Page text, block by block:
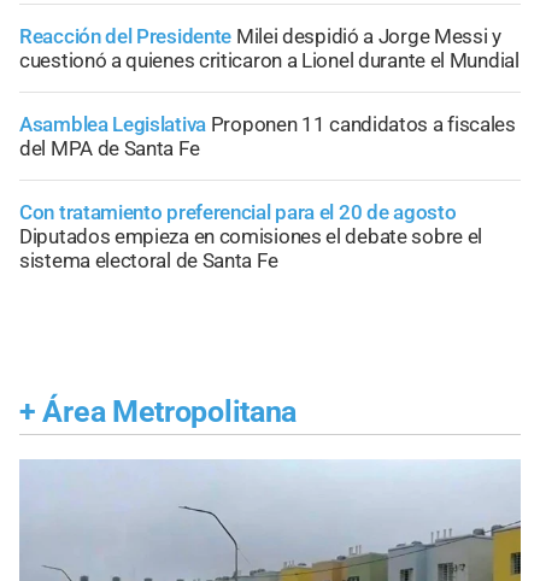
Reacción del Presidente Milei despidió a Jorge Messi y
cuestionó a quienes criticaron a Lionel durante el Mundial
Asamblea Legislativa Proponen 11 candidatos a fiscales
del MPA de Santa Fe
Con tratamiento preferencial para el 20 de agosto
Diputados empieza en comisiones el debate sobre el
sistema electoral de Santa Fe
+ Área Metropolitana